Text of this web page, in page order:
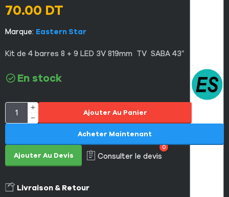
70.00 DT
Marque: Eastern Star
Kit de 4 barres 8 + 9 LED 3V 819mm TV SABA 43″
En stock
Ajouter Au Panier
Ajouter Au Devis Consulter le devis
0
Acheter Maintenant
Livraison & Retour